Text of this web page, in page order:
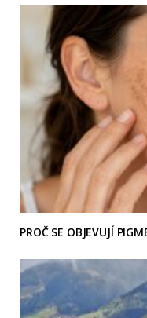
PROČ SE OBJEVUJÍ